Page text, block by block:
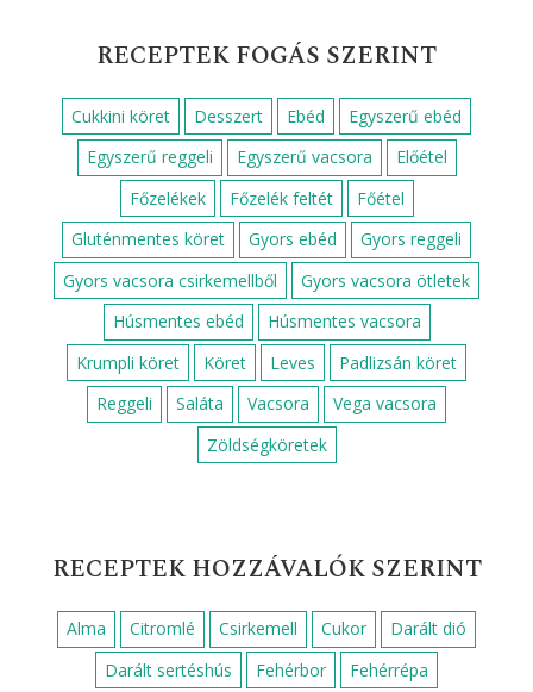
RECEPTEK FOGÁS SZERINT
Cukkini köret Desszert Ebéd
Egyszerű ebéd
Egyszerű reggeli
Egyszerű vacsora
Előétel
Főzelékek
Főzelék feltét
Főétel
Gluténmentes köret
Gyors ebéd
Gyors reggeli
Gyors vacsora csirkemellből
Gyors vacsora ötletek
Húsmentes ebéd
Húsmentes vacsora
Krumpli köret
Köret Leves
Padlizsán köret
Reggeli
Saláta Vacsora
Vega vacsora
Zöldségköretek
RECEPTEK HOZZÁVALÓK SZERINT
Alma Citromlé Csirkemell Cukor
Darált dió
Darált sertéshús
Fehérbor
Fehérrépa